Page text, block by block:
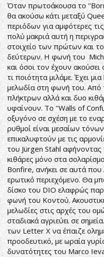
Όταν πρωτοάκουσα το
θα ακούσω κάτι μεταξύ
περιόδων για αμφότερες
πολύ μακριά αυτή η
στοιχείο των πρώτων και
δεύτερων. Η φωνή του
και όσοι τον έχουν
τι ποιότητα μιλάμε. Έχει
μελωδία στη φωνή του. Από
πλήκτρων αλλά και δυο
υφαίνουν. Το ''Walls of
οξυγόνο σε σχέση με το
ρυθμοί είναι μεσαίων
επικαλυφτούν με τις
του Jürgen Stahl
κιθάρες μόνο στα
Bonfire, ανήκει σε αυτά
ερωτικό περιεχόμενο. Θα
δίσκο του DIO ελαφρώς
φωνή του Κοντού.
μελωδίες στις αρχές του
σταδιακά αγριεύει σε
των Letter X να έπαιζε
προοδευτικό, με ωραία
δυνατότητες του Marco